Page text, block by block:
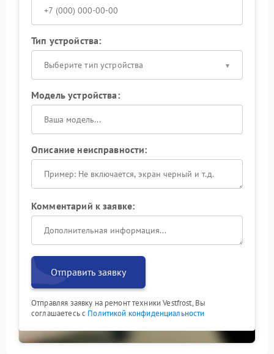
Тип устройства:
Выберите тип устройства
Модель устройства:
Описание неисправности:
Комментарий к заявке:
Отправить заявку
Отправляя заявку на ремонт техники Vestfrost, Вы
соглашаетесь с Политикой конфиденциальности